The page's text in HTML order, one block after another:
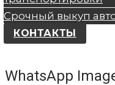
Срочный выкуп
КОНТАКТЫ
WhatsApp